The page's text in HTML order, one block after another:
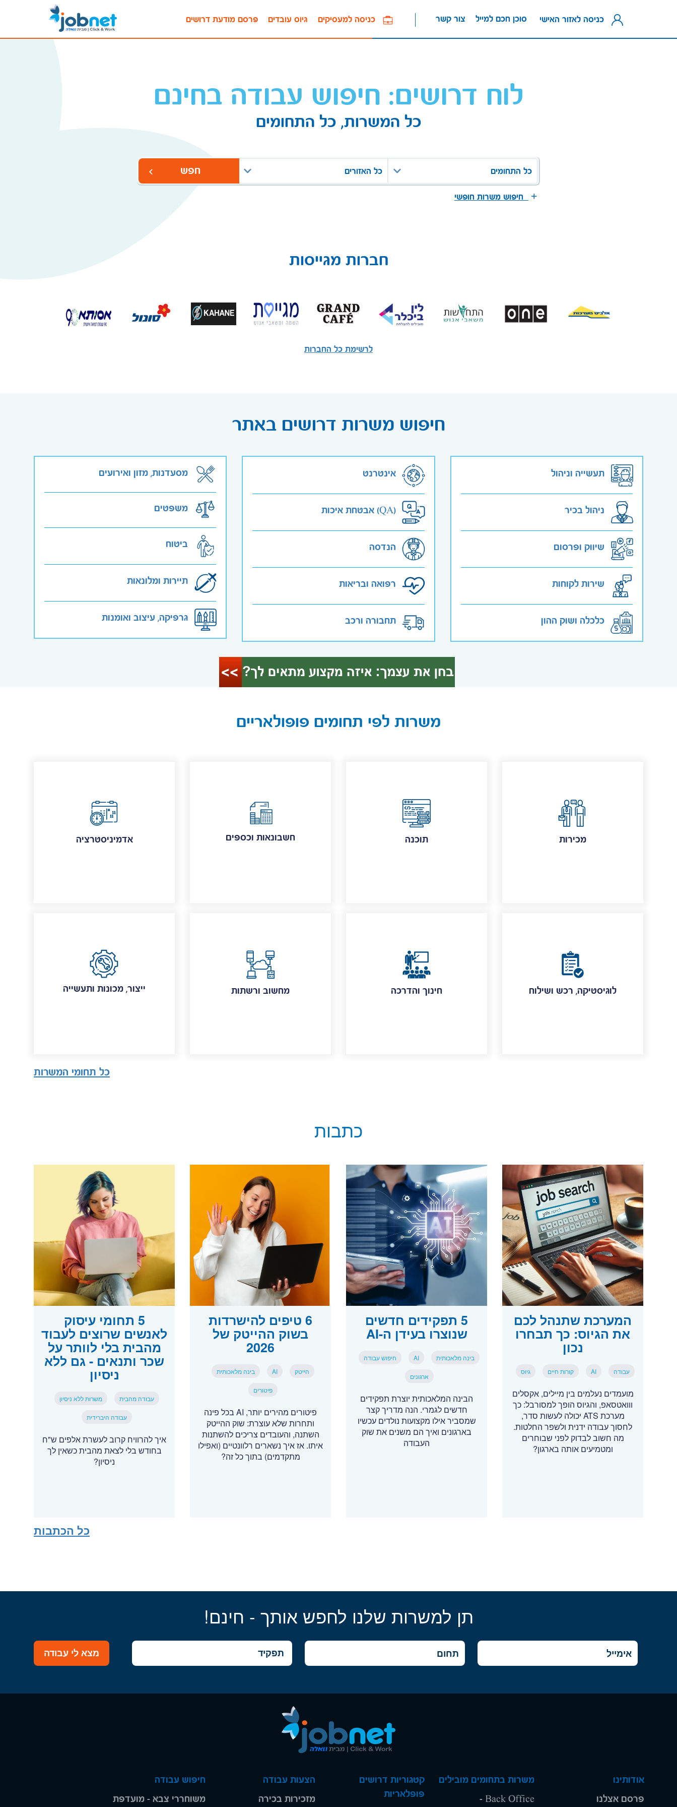
פרסם מודעת דרושים גיוס עובדים כניסה למעסיקים צור קשר סוכן חכם למייל כניסה לאזור האישי
לוח דרושים: חיפוש עבודה בחינם
כל המשרות, כל התחומים
כל התחומים כל האזורים חפש
חיפוש משרות חופשי
חברות מגייסות
לרשימת כל החברות
חיפוש משרות דרושים באתר
תעשייה וניהול
ניהול בכיר
שיווק ופרסום
שירות לקוחות
כלכלה ושוק ההון
אינטרנט
אבטחת איכות (QA)
הנדסה
רפואה ובריאות
תחבורה ורכב
מסעדנות, מזון ואירועים
משפטים
ביטוח
תיירות ומלונאות
גרפיקה, עיצוב ואומנות
משרות לפי תחומים פופולאריים
אדמיניסטרציה חשבונאות וכספים תוכנה מכירות
ייצור, מכונות ותעשייה מחשוב ורשתות חינוך והדרכה לוגיסטיקה, רכש ושילוח
כל תחומי המשרות
כתבות
המערכת שתנהל לכם
את הגיוס: כך תבחרו
נכון
עבודה AI קורות חיים גיוס
מועמדים נעלמים בין מיילים, אקסלים
ווואטסאפ, והגיוס הופך למסורבל: כך
מערכת ATS יכולה לעשות סדר,
לחסוך עבודה ידנית ולשפר החלטות.
מה חשוב לבדוק לפני שבוחרים
ומטמיעים אותה בארגון?
5 תפקידים חדשים
שנוצרו בעידן ה-AI
בינה מלאכותית AI חיפוש עבודה
ארגונים
הבינה המלאכותית יוצרת תפקידים
חדשים לגמרי. הנה מדריך קצר
שמסביר אילו מקצועות נולדים עכשיו
בארגונים ואיך הם משנים את שוק
העבודה
6 טיפים להישרדות
בשוק ההייטק של
2026
הייטק AI בינה מלאכותית
פיטורים
פיטורים מהירים יותר, AI בכל פינה
ותחרות שלא עוצרת: שוק ההייטק
השתנה, והעובדים צריכים להשתנות
איתו. אז איך נשארים רלוונטיים (ואפילו
מתקדמים) בתוך כל זה?
5 תחומי עיסוק
לאנשים שרוצים לעבוד
מהבית בלי לוותר על
שכר ותנאים - גם ללא
ניסיון
עבודה מהבית משרות ללא ניסיון
עבודה היברידית
איך להרוויח קרוב לעשרת אלפים ש"ח
בחודש בלי לצאת מהבית כשאין לך
ניסיון?
כל הכתבות
תן למשרות שלנו לחפש אותך - חינם!
מצא לי עבודה
אודותינו
פרסם אצלנו
משרות בתחומים מובילים
Back Office -
קטגוריות דרושים
פופלאריות
הצעות עבודה
מזכירות בכירה
חיפוש עבודה
משוחררי צבא - מועדפת